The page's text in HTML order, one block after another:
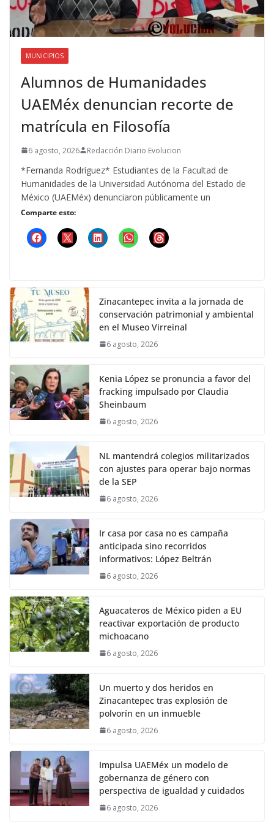
MUNICIPIOS
Alumnos de Humanidades
UAEMéx denuncian recorte de
matrícula en Filosofía
6 agosto, 2026 Redacción Diario Evolucion
*Fernanda Rodríguez* Estudiantes de la Facultad de
Humanidades de la Universidad Autónoma del Estado de
México (UAEMéx) denunciaron públicamente un
Comparte esto:
Zinacantepec invita a la jornada de
conservación patrimonial y ambiental
en el Museo Virreinal
6 agosto, 2026
Kenia López se pronuncia a favor del
fracking impulsado por Claudia
Sheinbaum
6 agosto, 2026
NL mantendrá colegios militarizados
con ajustes para operar bajo normas
de la SEP
6 agosto, 2026
Ir casa por casa no es campaña
anticipada sino recorridos
informativos: López Beltrán
6 agosto, 2026
Aguacateros de México piden a EU
reactivar exportación de producto
michoacano
6 agosto, 2026
Un muerto y dos heridos en
Zinacantepec tras explosión de
polvorín en un inmueble
6 agosto, 2026
Impulsa UAEMéx un modelo de
gobernanza de género con
perspectiva de igualdad y cuidados
6 agosto, 2026